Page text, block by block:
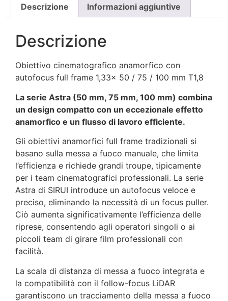
Descrizione Informazioni aggiuntive
Descrizione
Obiettivo cinematografico anamorfico con
autofocus full frame 1,33x 50 / 75 / 100 mm T1,8
La serie Astra (50 mm, 75 mm, 100 mm) combina
un design compatto con un eccezionale effetto
anamorfico e un flusso di lavoro efficiente.
Gli obiettivi anamorfici full frame tradizionali si
basano sulla messa a fuoco manuale, che limita
l’efficienza e richiede grandi troupe, tipicamente
per i team cinematografici professionali. La serie
Astra di SIRUI introduce un autofocus veloce e
preciso, eliminando la necessità di un focus puller.
Ciò aumenta significativamente l’efficienza delle
riprese, consentendo agli operatori singoli o ai
piccoli team di girare film professionali con
facilità.
La scala di distanza di messa a fuoco integrata e
la compatibilità con il follow-focus LiDAR
garantiscono un tracciamento della messa a fuoco